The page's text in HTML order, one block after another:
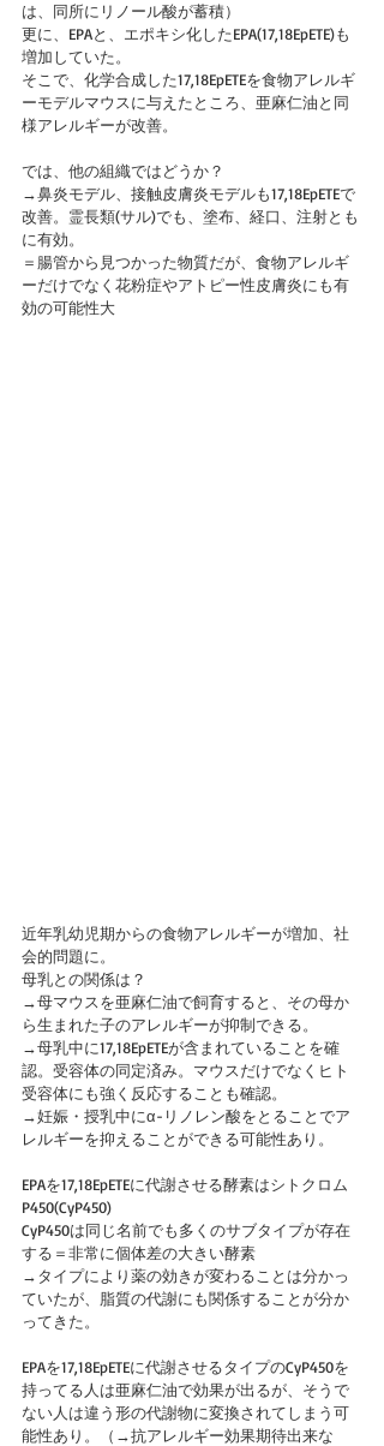
は、同所にリノール酸が蓄積）
更に、EPAと、エポキシ化したEPA(17,18EpETE)も
増加していた。
そこで、化学合成した17,18EpETEを食物アレルギ
ーモデルマウスに与えたところ、亜麻仁油と同
様アレルギーが改善。
では、他の組織ではどうか？
→鼻炎モデル、接触皮膚炎モデルも17,18EpETEで
改善。霊長類(サル)でも、塗布、経口、注射とも
に有効。
＝腸管から見つかった物質だが、食物アレルギ
ーだけでなく花粉症やアトピー性皮膚炎にも有
効の可能性大
近年乳幼児期からの食物アレルギーが増加、社
会的問題に。
母乳との関係は？
→母マウスを亜麻仁油で飼育すると、その母か
ら生まれた子のアレルギーが抑制できる。
→母乳中に17,18EpETEが含まれていることを確
認。受容体の同定済み。マウスだけでなくヒト
受容体にも強く反応することも確認。
→妊娠・授乳中にα-リノレン酸をとることでア
レルギーを抑えることができる可能性あり。
EPAを17,18EpETEに代謝させる酵素はシトクロム
P450(CyP450)
CyP450は同じ名前でも多くのサブタイプが存在
する＝非常に個体差の大きい酵素
→タイプにより薬の効きが変わることは分かっ
ていたが、脂質の代謝にも関係することが分か
ってきた。
EPAを17,18EpETEに代謝させるタイプのCyP450を
持ってる人は亜麻仁油で効果が出るが、そうで
ない人は違う形の代謝物に変換されてしまう可
能性あり。（→抗アレルギー効果期待出来な